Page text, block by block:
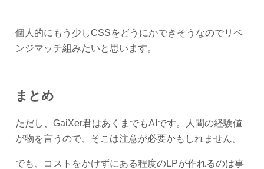
個人的にもう少しCSSをどうにかできそうなのでリベ
ンジマッチ組みたいと思います。
まとめ
ただし、GaiXer君はあくまでもAIです。人間の経験値
が物を言うので、そこは注意が必要かもしれません。
でも、コストをかけずにある程度のLPが作れるのは事